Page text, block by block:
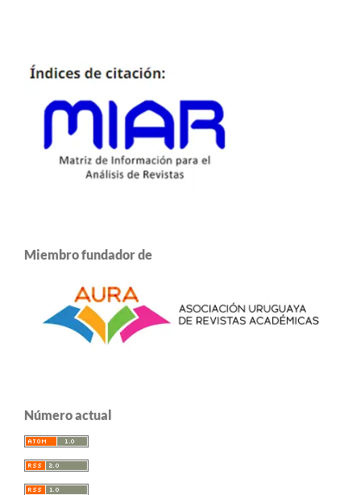
Miembro fundador de
Número actual